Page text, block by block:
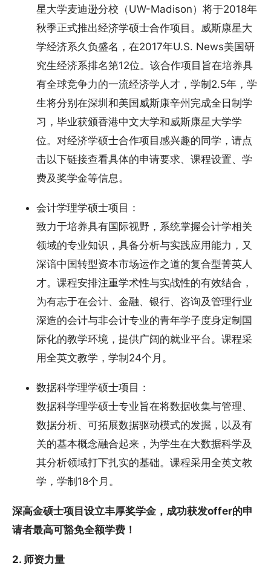
星大学麦迪逊分校（UW-Madison）将于2018年
秋季正式推出经济学硕士合作项目。威斯康星大
学经济系久负盛名，在2017年U.S. News美国研
究生经济系排名第12位。该合作项目旨在培养具
有全球竞争力的一流经济学人才，学制2.5年，学
生将分别在深圳和美国威斯康辛州完成全日制学
习，毕业获颁香港中文大学和威斯康星大学学
位。对经济学硕士合作项目感兴趣的同学，请点
击以下链接查看具体的申请要求、课程设置、学
费及奖学金等信息。
会计学理学硕士项目：
致力于培养具有国际视野，系统掌握会计学相关
领域的专业知识，具备分析与实践应用能力，又
深谙中国转型资本市场运作之道的复合型菁英人
才。课程安排注重学术性与实战性的有效结合，
为有志于在会计、金融、银行、咨询及管理行业
深造的会计与非会计专业的青年学子度身定制国
际化的教学环境，提供广阔的就业平台。课程采
用全英文教学，学制24个月。
数据科学理学硕士项目：
数据科学理学硕士专业旨在将数据收集与管理、
数据分析、可拓展数据驱动模式的发掘，以及有
关的基本概念融合起来，为学生在大数据科学及
其分析领域打下扎实的基础。课程采用全英文教
学，学制18个月。
深高金硕士项目设立丰厚奖学金，成功获发offer的申
请者最高可豁免全额学费！
2. 师资力量